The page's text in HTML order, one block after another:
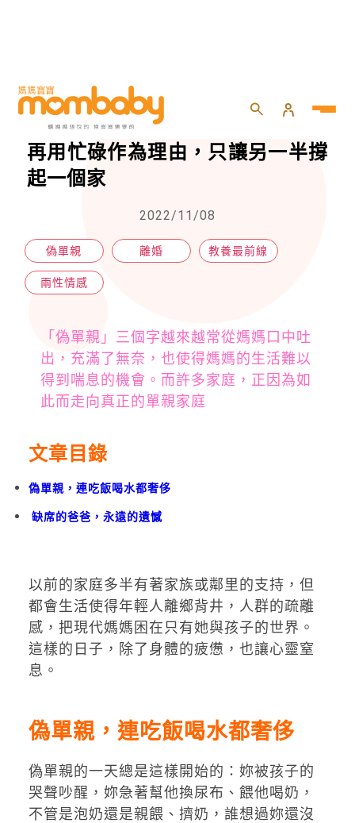
HOME momself
偽單親！照顧小孩比上班還累。別
再用忙碌作為理由，只讓另一半撐
起一個家
2022/11/08
偽單親 離婚 教養最前線
兩性情感
「偽單親」三個字越來越常從媽媽口中吐
出，充滿了無奈，也使得媽媽的生活難以
得到喘息的機會。而許多家庭，正因為如
此而走向真正的單親家庭
文章目錄
偽單親，連吃飯喝水都奢侈
缺席的爸爸，永遠的遺憾
以前的家庭多半有著家族或鄰里的支持，但
都會生活使得年輕人離鄉背井，人群的疏離
感，把現代媽媽困在只有她與孩子的世界。
這樣的日子，除了身體的疲憊，也讓心靈窒
息。
偽單親，連吃飯喝水都奢侈
偽單親的一天總是這樣開始的：妳被孩子的
哭聲吵醒，妳急著幫他換尿布、餵他喝奶，
不管是泡奶還是親餵、擠奶，誰想過妳還沒